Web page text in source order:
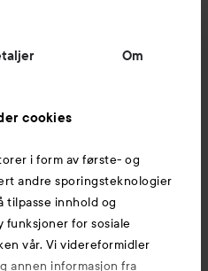
Om
cookies
i form av første- og
andre sporingsteknologier
tilpasse innhold og
for sosiale
vår. Vi videreformidler
annen informasjon fra